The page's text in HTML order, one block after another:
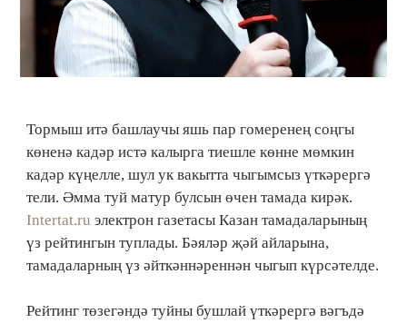
Тормыш итә башлаучы яшь пар гомеренең соңгы
көненә кадәр истә калырга тиешле көнне мөмкин
кадәр күңелле, шул ук вакытта чыгымсыз үткәрергә
тели. Әмма туй матур булсын өчен тамада кирәк.
Intertat.ru электрон газетасы Казан тамадаларының
үз рейтингын туплады. Бәяләр җәй айларына,
тамадаларның үз әйткәннәреннән чыгып күрсәтелде.
Рейтинг төзегәндә туйны бушлай үткәрергә вәгъдә